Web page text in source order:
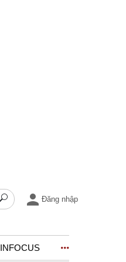
Đăng nhập
INFOCUS